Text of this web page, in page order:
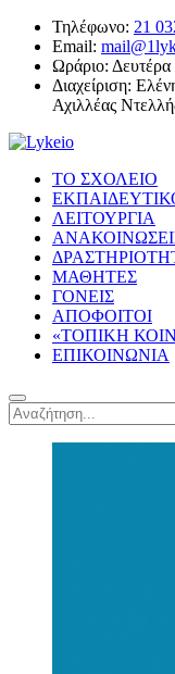
Τηλέφωνο: 21
Email:
Ωράριο:
Διαχείριση:
Αχιλλέας
ΤΟ ΣΧΟΛΕΙΟ
ΛΕΙΤΟΥΡΓΙΑ
ΜΑΘΗΤΕΣ
ΓΟΝΕΙΣ
ΑΠΟΦΟΙΤΟΙ
«ΤΟΠΙΚΗ
ΕΠΙΚΟΙΝΩΝΙΑ